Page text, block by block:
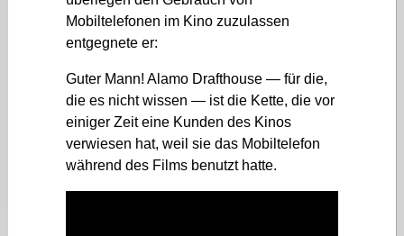
Mobiltelefonen im Kino zuzulassen
entgegnete er:
Guter Mann! Alamo Drafthouse — für die,
die es nicht wissen — ist die Kette, die vor
einiger Zeit eine Kunden des Kinos
verwiesen hat, weil sie das Mobiltelefon
während des Films benutzt hatte.